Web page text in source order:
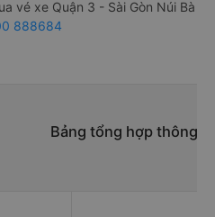
vé xe Quận 3 - Sài Gòn Núi Bà
888684
Bảng tổng hợp thông